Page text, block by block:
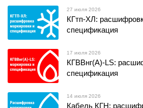
27 июля 2026
КГтп-ХЛ:
спецификация
17 июля 2026
КГВВнг(А)-LS:
спецификация
14 июля 2026
Кабель КГН: